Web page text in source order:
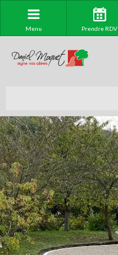
Menu Prendre RDV